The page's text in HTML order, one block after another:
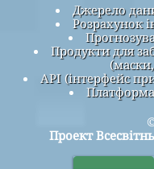
Джерело
Розрахунок
Продукти для
API (інтерфейс
Проект